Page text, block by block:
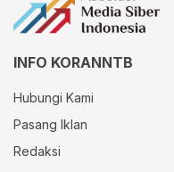
INFO KORANNTB
Hubungi Kami
Pasang Iklan
Redaksi